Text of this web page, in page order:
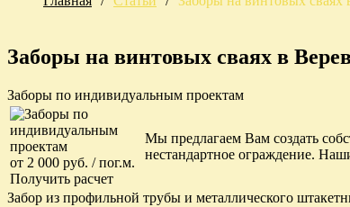
Заборы на винтовых сваях в
Заборы по индивидуальным проектам
от 2 000 руб. / пог.м.
Получить расчет
Мы предлагаем Вам создать
нестандартное ограждение.
Забор из профильной трубы и металлического